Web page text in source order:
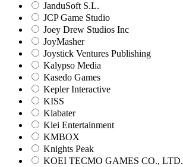
JanduSoft S.L.
JCP Game Studio
Joey Drew Studios Inc
JoyMasher
Joystick Ventures Publishing
Kalypso Media
Kasedo Games
Kepler Interactive
KISS
Klabater
Klei Entertainment
KMBOX
Knights Peak
KOEI TECMO GAMES CO., LTD.